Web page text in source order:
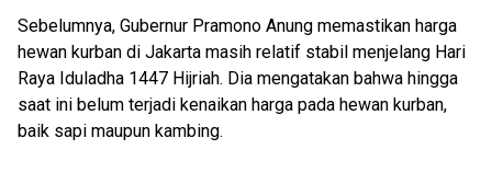
Sebelumnya, Gubernur Pramono Anung memastikan harga
hewan kurban di Jakarta masih relatif stabil menjelang Hari
Raya Iduladha 1447 Hijriah. Dia mengatakan bahwa hingga
saat ini belum terjadi kenaikan harga pada hewan kurban,
baik sapi maupun kambing.